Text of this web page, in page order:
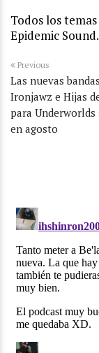
Todos los
Epidemic Sound.
Previous
Las nuevas
Ironjawz e Hijas
para Underworlds
en agosto